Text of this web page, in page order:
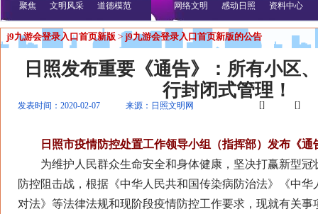
明播报
公益视频
聚焦 文明风采 道德模范
网络文明
感动日照 资料中心
j9九游会登录入口首页新版 > j9九游会登录入口首页新版的公告
日照发布重要《通告》：所有小区
行封闭式管理！
发表时间：2020-02-07 来源：日照文明网 [] []
日照市疫情防控处置工作领导小组（指挥部）发布《通
为维护人民群众生命安全和身体健康，坚决打赢新型冠
防控阻击战，根据《中华人民共和国传染病防治法》《中华
对法》等法律法规和现阶段疫情防控工作要求，现就有关事